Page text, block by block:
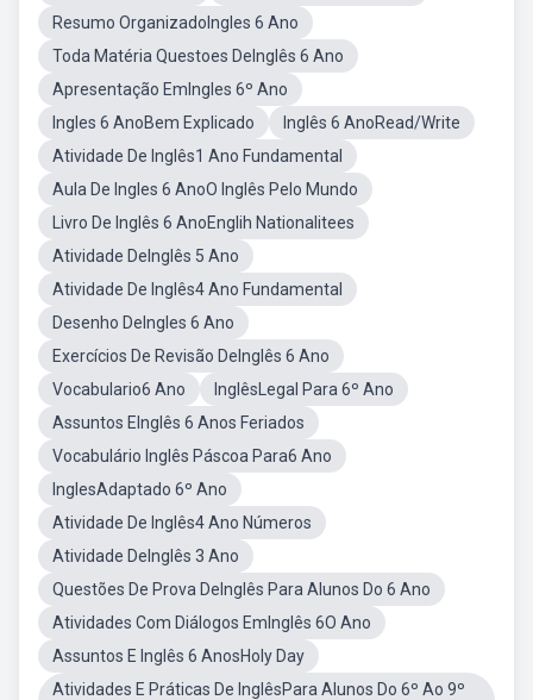
Resumo OrganizadoIngles 6 Ano
Toda Matéria Questoes DeInglês 6 Ano
Apresentação EmIngles 6º Ano
Ingles 6 AnoBem Explicado
Inglês 6 AnoRead/Write
Atividade De Inglês1 Ano Fundamental
Aula De Ingles 6 AnoO Inglês Pelo Mundo
Livro De Inglês 6 AnoEnglih Nationalitees
Atividade DeInglês 5 Ano
Atividade De Inglês4 Ano Fundamental
Desenho DeIngles 6 Ano
Exercícios De Revisão DeInglês 6 Ano
Vocabulario6 Ano
InglêsLegal Para 6º Ano
Assuntos EInglês 6 Anos Feriados
Vocabulário Inglês Páscoa Para6 Ano
InglesAdaptado 6º Ano
Atividade De Inglês4 Ano Números
Atividade DeInglês 3 Ano
Questões De Prova DeInglês Para Alunos Do 6 Ano
Atividades Com Diálogos EmInglês 6O Ano
Assuntos E Inglês 6 AnosHoly Day
Atividades E Práticas De InglêsPara Alunos Do 6º Ao 9º